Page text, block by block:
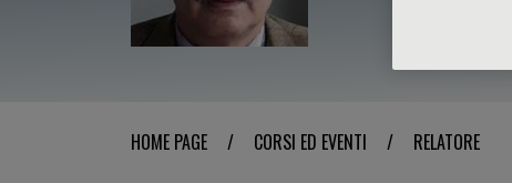
HOME PAGE / CORSI ED EVENTI / RELATORE